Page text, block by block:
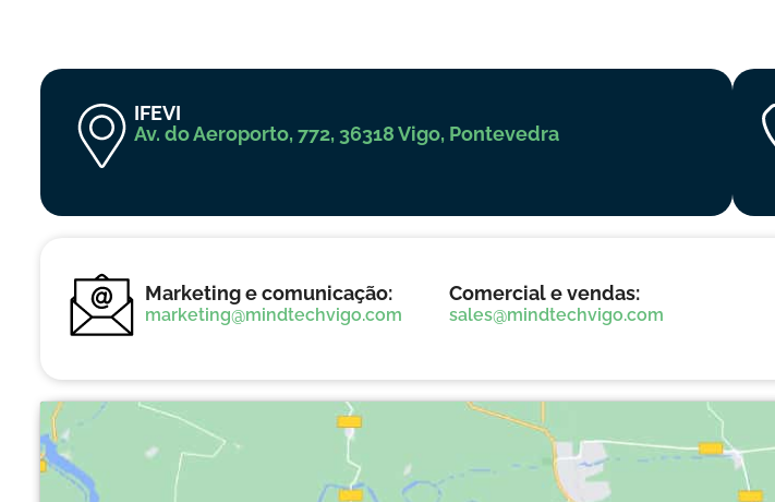
IFEVI
Av. do Aeroporto, 772, 36318 Vigo, Pontevedra
Marketing e comunicação:
marketing@mindtechvigo.com
Comercial e vendas:
sales@mindtechvigo.com